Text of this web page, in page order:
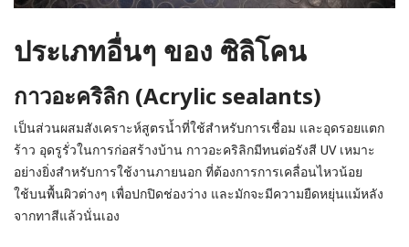
ประเภทอื่นๆ ของ ซิลิโคน
กาวอะคริลิก (Acrylic sealants)
เป็นส่วนผสมสังเคราะห์สูตรน้ำที่ใช้สำหรับการเชื่อม และอุดรอยแตก
ร้าว อุดรูรั่วในการก่อสร้างบ้าน กาวอะคริลิกมีทนต่อรังสี UV เหมาะ
อย่างยิ่งสำหรับการใช้งานภายนอก ที่ต้องการการเคลื่อนไหวน้อย
ใช้บนพื้นผิวต่างๆ เพื่อปกปิดช่องว่าง และมักจะมีความยืดหยุ่นแม้หลัง
จากทาสีแล้วนั่นเอง